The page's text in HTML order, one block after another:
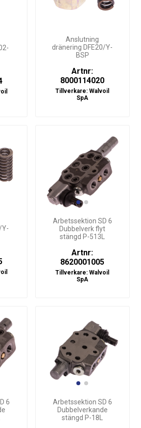
Anslutning
dränering DFE20/Y-
BSP
Artnr:
8000114020
Tillverkare:Walvoil
SpA
Y-
Arbetssektion SD 6
Dubbelverk flyt
stängd P-513L
Artnr:
8620001005
Tillverkare:Walvoil
SpA
6
Arbetssektion SD 6
Dubbelverkande
stängd P-18L